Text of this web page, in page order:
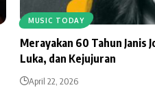
MUSIC TODAY
Merayakan 60 Tahun Janis
Luka, dan Kejujuran
April 22, 2026